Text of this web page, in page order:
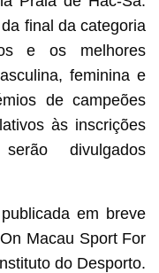
final da categoria
e os melhores
feminina e
de campeões
às inscrições
divulgados
em breve
Macau Sport For
do Desporto.